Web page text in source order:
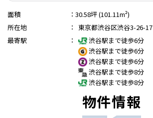
面積 ： 30.58坪 (101.11m²)
所在地
：
東京都渋谷区渋谷3-26-17
最寄駅
：
渋谷駅まで徒歩6分
渋谷駅まで徒歩6分
渋谷駅まで徒歩6分
渋谷駅まで徒歩8分
渋谷駅まで徒歩8分
物件情報